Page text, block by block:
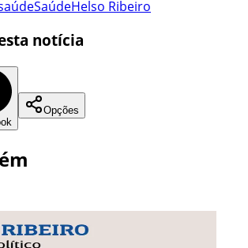
SaúdeHelso Ribeiro
notícia
Opções